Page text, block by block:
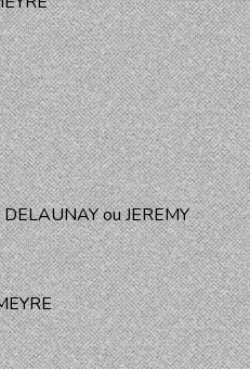
ou JEREMY